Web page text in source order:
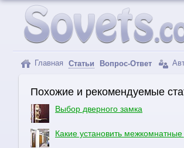
Главная Статьи Вопрос-Ответ
Похожие и рекомендуемые
Выбор дверного замка
Какие установить межкомнатные